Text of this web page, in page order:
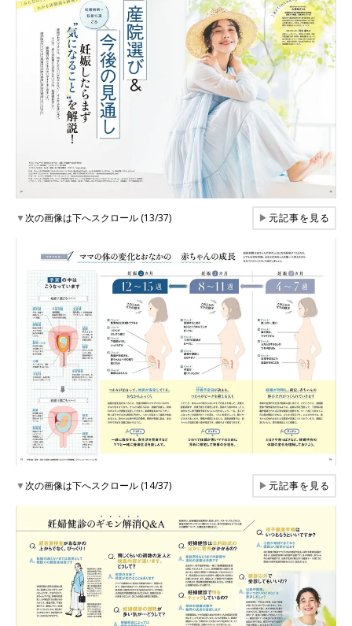
▼次の画像は下へスクロール (13/37) ▶元記事を見る
▼次の画像は下へスクロール (14/37) ▶元記事を見る